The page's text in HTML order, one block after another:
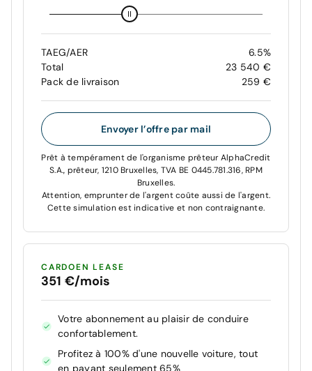
TAEG/AER
6.5%
Total
23 540 €
Pack de livraison
259 €
Envoyer l’offre par mail
Prêt à tempérament de l'organisme prêteur AlphaCredit
S.A., prêteur, 1210 Bruxelles, TVA BE 0445.781.316, RPM
Bruxelles.
Attention, emprunter de l'argent coûte aussi de l'argent.
Cette simulation est indicative et non contraignante.
CARDOEN LEASE
351 €/mois
Votre abonnement au plaisir de conduire
confortablement.
Profitez à 100% d'une nouvelle voiture, tout
en payant seulement 65%